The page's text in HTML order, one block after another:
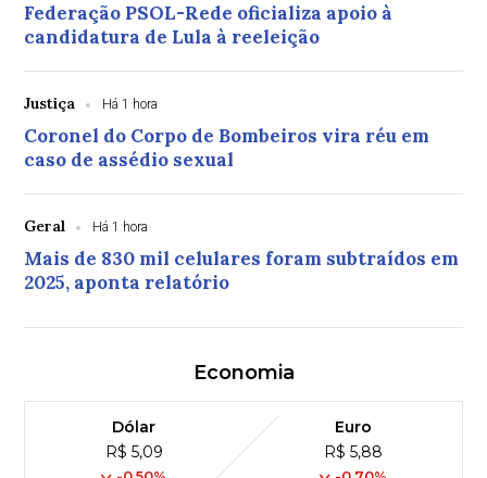
Federação PSOL-Rede oficializa apoio à
candidatura de Lula à reeleição
Justiça Há 1 hora
Coronel do Corpo de Bombeiros vira réu em
caso de assédio sexual
Geral Há 1 hora
Mais de 830 mil celulares foram subtraídos em
2025, aponta relatório
Economia
Dólar
R$ 5,09
Euro
R$ 5,88